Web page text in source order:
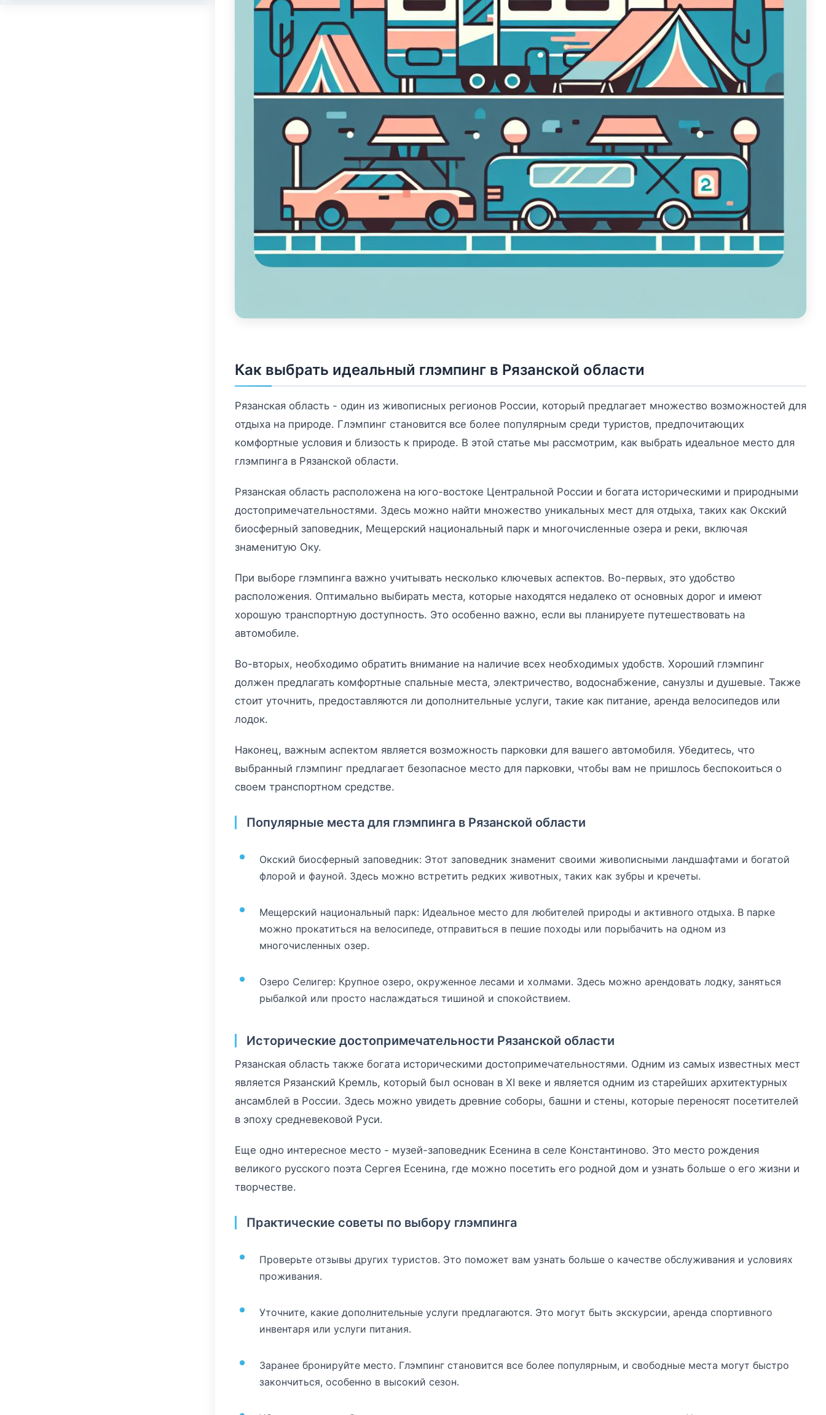
Как выбрать идеальный глэмпинг в Рязанской области
Рязанская область - один из живописных регионов России, который предлагает множество возможностей для
отдыха на природе. Глэмпинг становится все более популярным среди туристов, предпочитающих
комфортные условия и близость к природе. В этой статье мы рассмотрим, как выбрать идеальное место для
глэмпинга в Рязанской области.
Рязанская область расположена на юго-востоке Центральной России и богата историческими и природными
достопримечательностями. Здесь можно найти множество уникальных мест для отдыха, таких как Окский
биосферный заповедник, Мещерский национальный парк и многочисленные озера и реки, включая
знаменитую Оку.
При выборе глэмпинга важно учитывать несколько ключевых аспектов. Во-первых, это удобство
расположения. Оптимально выбирать места, которые находятся недалеко от основных дорог и имеют
хорошую транспортную доступность. Это особенно важно, если вы планируете путешествовать на
автомобиле.
Во-вторых, необходимо обратить внимание на наличие всех необходимых удобств. Хороший глэмпинг
должен предлагать комфортные спальные места, электричество, водоснабжение, санузлы и душевые. Также
стоит уточнить, предоставляются ли дополнительные услуги, такие как питание, аренда велосипедов или
лодок.
Наконец, важным аспектом является возможность парковки для вашего автомобиля. Убедитесь, что
выбранный глэмпинг предлагает безопасное место для парковки, чтобы вам не пришлось беспокоиться о
своем транспортном средстве.
Популярные места для глэмпинга в Рязанской области
Окский биосферный заповедник: Этот заповедник знаменит своими живописными ландшафтами и богатой
флорой и фауной. Здесь можно встретить редких животных, таких как зубры и кречеты.
Мещерский национальный парк: Идеальное место для любителей природы и активного отдыха. В парке
можно прокатиться на велосипеде, отправиться в пешие походы или порыбачить на одном из
многочисленных озер.
Озеро Селигер: Крупное озеро, окруженное лесами и холмами. Здесь можно арендовать лодку, заняться
рыбалкой или просто наслаждаться тишиной и спокойствием.
Исторические достопримечательности Рязанской области
Рязанская область также богата историческими достопримечательностями. Одним из самых известных мест
является Рязанский Кремль, который был основан в XI веке и является одним из старейших архитектурных
ансамблей в России. Здесь можно увидеть древние соборы, башни и стены, которые переносят посетителей
в эпоху средневековой Руси.
Еще одно интересное место - музей-заповедник Есенина в селе Константиново. Это место рождения
великого русского поэта Сергея Есенина, где можно посетить его родной дом и узнать больше о его жизни и
творчестве.
Практические советы по выбору глэмпинга
Проверьте отзывы других туристов. Это поможет вам узнать больше о качестве обслуживания и условиях
проживания.
Уточните, какие дополнительные услуги предлагаются. Это могут быть экскурсии, аренда спортивного
инвентаря или услуги питания.
Заранее бронируйте место. Глэмпинг становится все более популярным, и свободные места могут быстро
закончиться, особенно в высокий сезон.